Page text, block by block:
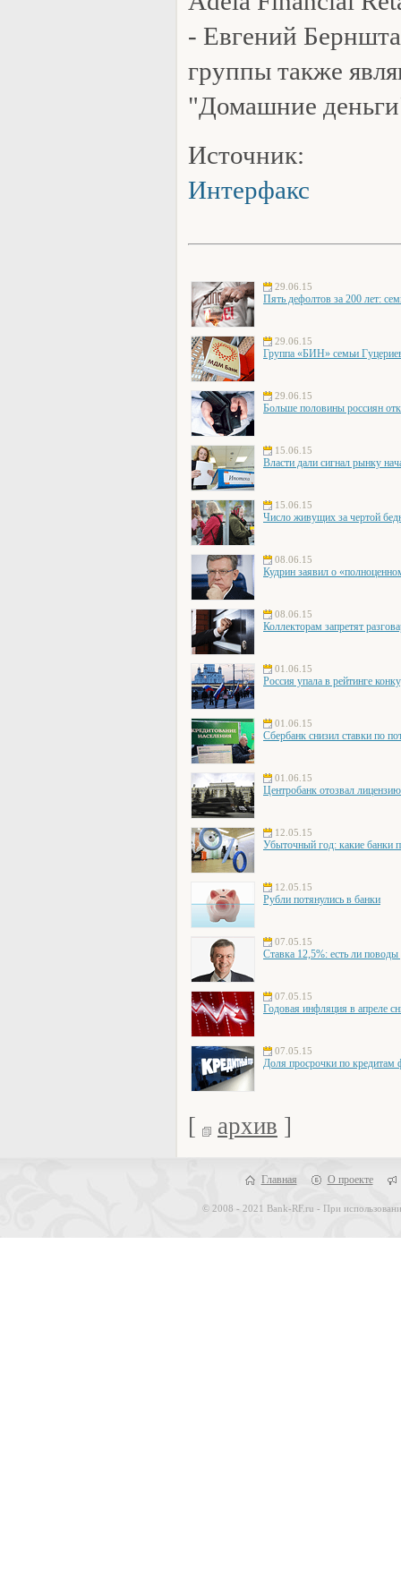
- Евгений
группы также
"Домашние
Источник:
Интерфакс
29.06.15
Пять дефолтов за 200 лет:
29.06.15
Группа «БИН» семьи
29.06.15
Больше половины россиян
15.06.15
Власти дали сигнал рынку
15.06.15
Число живущих за чертой
08.06.15
Кудрин заявил о
08.06.15
Коллекторам запретят
01.06.15
Россия упала в рейтинге
01.06.15
Сбербанк снизил ставки по
01.06.15
Центробанк отозвал
12.05.15
Убыточный год: какие банки
12.05.15
Рубли потянулись в банки
07.05.15
Ставка 12,5%: есть ли поводы
07.05.15
Годовая инфляция в апреле
07.05.15
Доля просрочки по кредитам
[ архив ]
Главная О проекте
© 2008 - 2021 Bank-RF.ru - При